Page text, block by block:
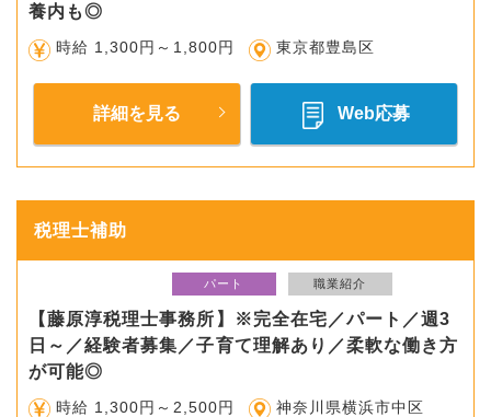
養内も◎
時給 1,300円～1,800円 東京都豊島区
詳細を見る Web応募
税理士補助
パート 職業紹介
【藤原淳税理士事務所】※完全在宅／パート／週3
日～／経験者募集／子育て理解あり／柔軟な働き方
が可能◎
時給 1,300円～2,500円 神奈川県横浜市中区